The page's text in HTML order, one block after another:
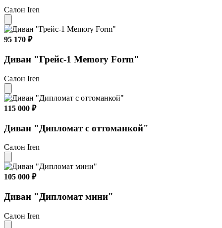
Салон Iren
95 170 ₽
Диван "Грейс-1 Memory Form"
Салон Iren
115 000 ₽
Диван "Дипломат с оттоманкой"
Салон Iren
105 000 ₽
Диван "Дипломат мини"
Салон Iren